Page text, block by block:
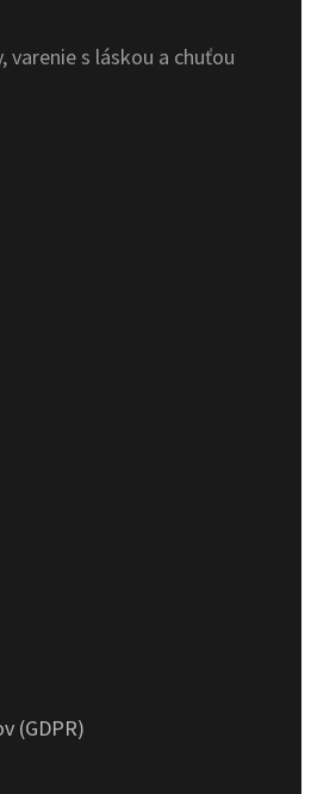
varenie s láskou a chuťou
(GDPR)